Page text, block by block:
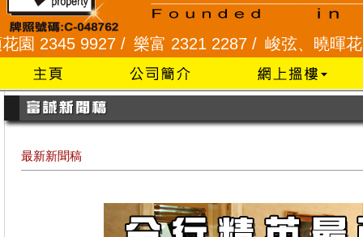
9927 /樂富 2321 2287 / 峻弦、曉暉花園 2345
最新新聞稿